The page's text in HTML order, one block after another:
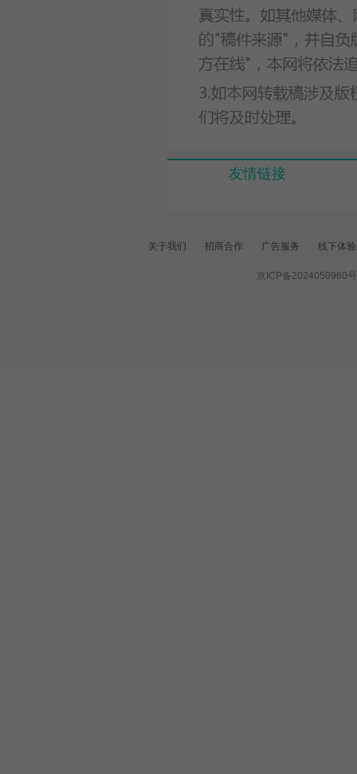
友情链接
关于我们 招商合作 广告服务 线下体
京ICP备2024050960